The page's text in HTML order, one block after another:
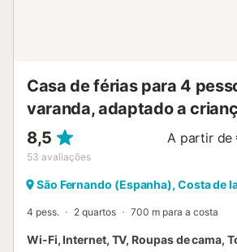
Casa de férias para 4
varanda, adaptado a
8,5
53 avaliações
A partir de
São Fernando (Espanha), Costa de
4 pess. 2 quartos 700 m para a costa
Wi-Fi, Internet, TV, Roupas de cama,